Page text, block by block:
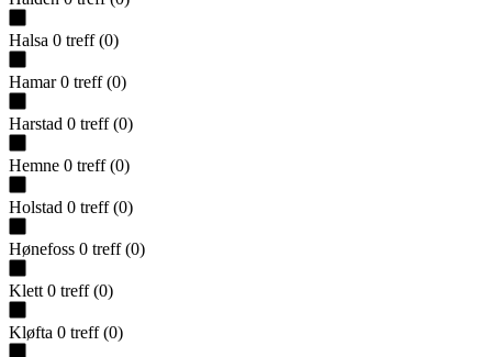
Halsa 0 treff (0)
Hamar 0 treff (0)
Harstad 0 treff (0)
Hemne 0 treff (0)
Holstad 0 treff (0)
Hønefoss 0 treff (0)
Klett 0 treff (0)
Kløfta 0 treff (0)